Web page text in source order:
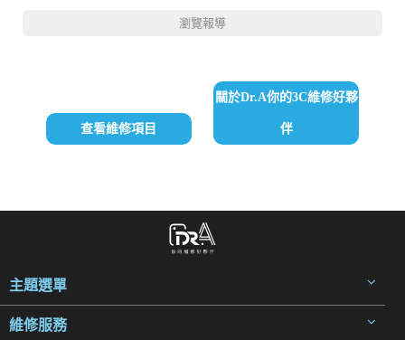
瀏覽報導
查看維修項目
關於Dr.A你的3C維修好夥
伴
主題選單
維修服務